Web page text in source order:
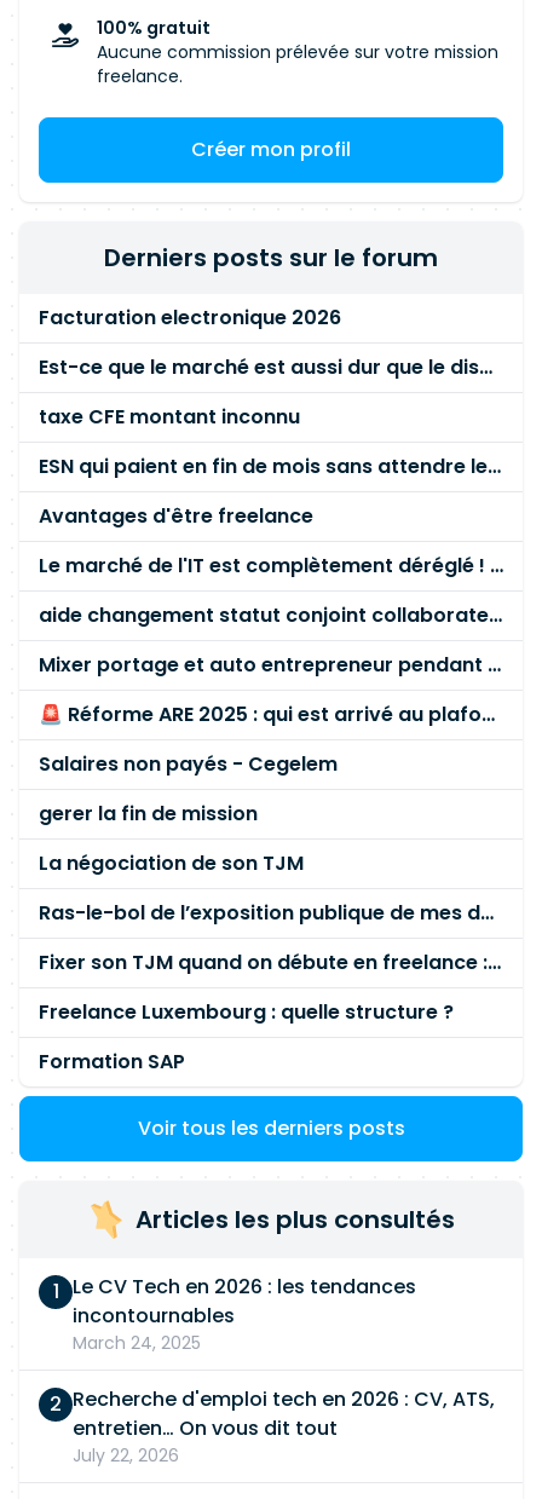
capacité d'analyse pour résoudre des
problèmes complexes. 🤝Principales missions :
consultant : • Mettre en œuvre de nouvelles
ingestions de données, data
prep/transformation • Maintenir et faire évoluer
(Pyspark + shell scripting) • Adresser à l'équipe
devops les demandes relatives aux évolutions de
œuvre une couche d'APIs afin d'exposer nos
données
100% gratuit
Aucune commission prélevée sur votre mission
freelance.
Créer mon profil
Derniers posts sur le forum
Facturation electronique 2026
Est-ce que le marché est aussi dur que le disent les commerciaux ?
taxe CFE montant inconnu
ESN qui paient en fin de mois sans attendre le paiement client ?
Avantages d'être freelance
Le marché de l'IT est complètement déréglé ! STOP à cette mascarade ! Il faut s'unir et résister !
aide changement statut conjoint collaborateur
Mixer portage et auto entrepreneur pendant des années - quel risque ?
🚨 Réforme ARE 2025 : qui est arrivé au plafond des 60 % en gardant son entreprise ?
Salaires non payés - Cegelem
gerer la fin de mission
La négociation de son TJM
Ras-le-bol de l’exposition publique de mes données personnelles liées à mon entreprise
Fixer son TJM quand on débute en freelance : la méthode mathématique (et pas au feeling) 🛑
Freelance Luxembourg : quelle structure ?
Formation SAP
Voir tous les derniers posts
Articles les plus consultés
Le CV Tech en 2026 : les tendances
incontournables
March 24, 2025
Recherche d'emploi tech en 2026 : CV, ATS,
entretien… On vous dit tout
July 22, 2026